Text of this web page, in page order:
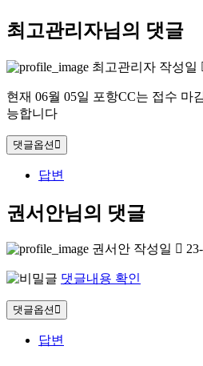
최고관리자님의 댓글
최고관리자 작성일
현재 06월 05일 포항CC는 접수 마
능합니다
댓글옵션
답변
권서안님의 댓글
권서안 작성일
댓글내용 확인
댓글옵션
답변